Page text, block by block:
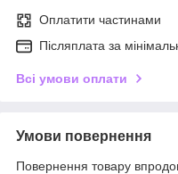
Оплатити частинами
Післяплата за
Всі умови оплати
Умови повернення
Повернення товару